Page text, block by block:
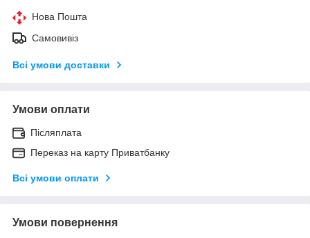
Нова Пошта
Самовивіз
Всі умови доставки
Умови оплати
Післяплата
Переказ на карту Приватбанку
Всі умови оплати
Умови повернення